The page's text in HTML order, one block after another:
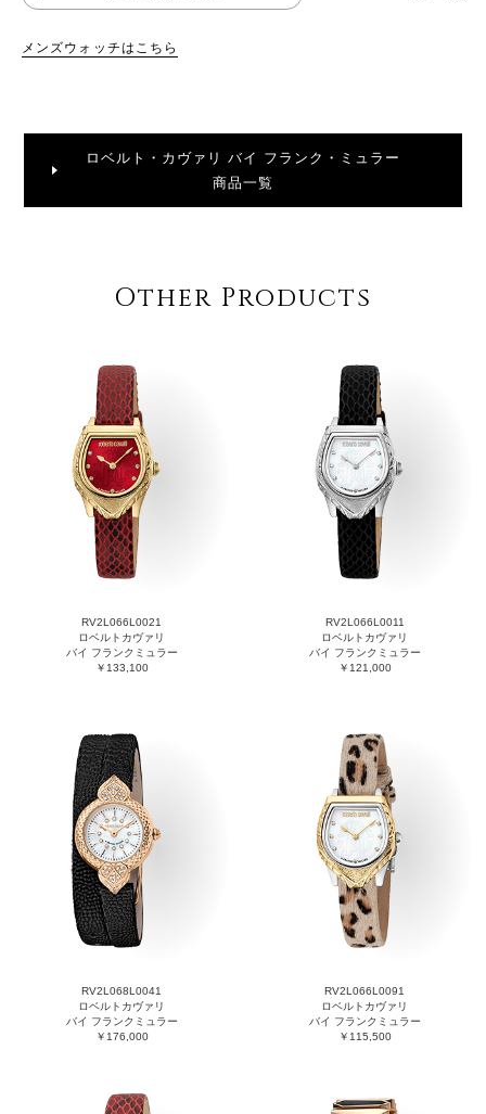
メンズウォッチはこちら
ロベルト・カヴァリ バイ フランク・ミュラー
商品一覧
Other Products
RV2L066L0021
ロベルトカヴァリ
バイ フランクミュラー
￥133,100
RV2L066L0011
ロベルトカヴァリ
バイ フランクミュラー
￥121,000
RV2L068L0041
ロベルトカヴァリ
バイ フランクミュラー
￥176,000
RV2L066L0091
ロベルトカヴァリ
バイ フランクミュラー
￥115,500